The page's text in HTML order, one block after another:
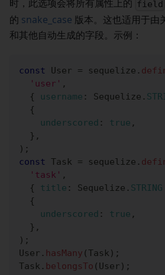
时，此选项会将所有属性上的 field
的 snake_case 版本。这也适用于由
和其他自动生成的字段。示例：
const User = sequelize .
'user' ,
{
username : Sequelize .
{
underscored : true ,
} ,
) ;
const Task = sequelize .
'task' ,
{
title : Sequelize . STRING
{
underscored : true ,
} ,
) ;
User . hasMany (Task ) ;
Task . belongsTo ( User ) ;